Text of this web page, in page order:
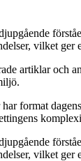
vilket ger
artiklar och
format
vilket ger